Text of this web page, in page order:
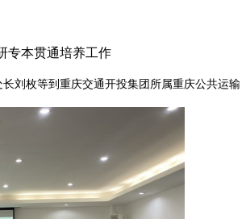
专本贯通培养工作
刘枚等到重庆交通开投集团所属重庆公共运输